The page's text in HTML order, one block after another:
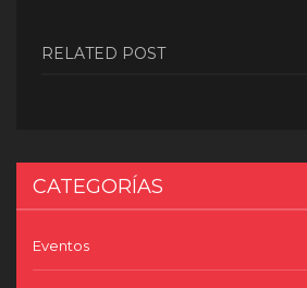
RELATED POST
CATEGORÍAS
Eventos